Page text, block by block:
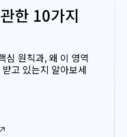
한 10가지
심 원칙과, 왜 이 영역
고 있는지 알아보세